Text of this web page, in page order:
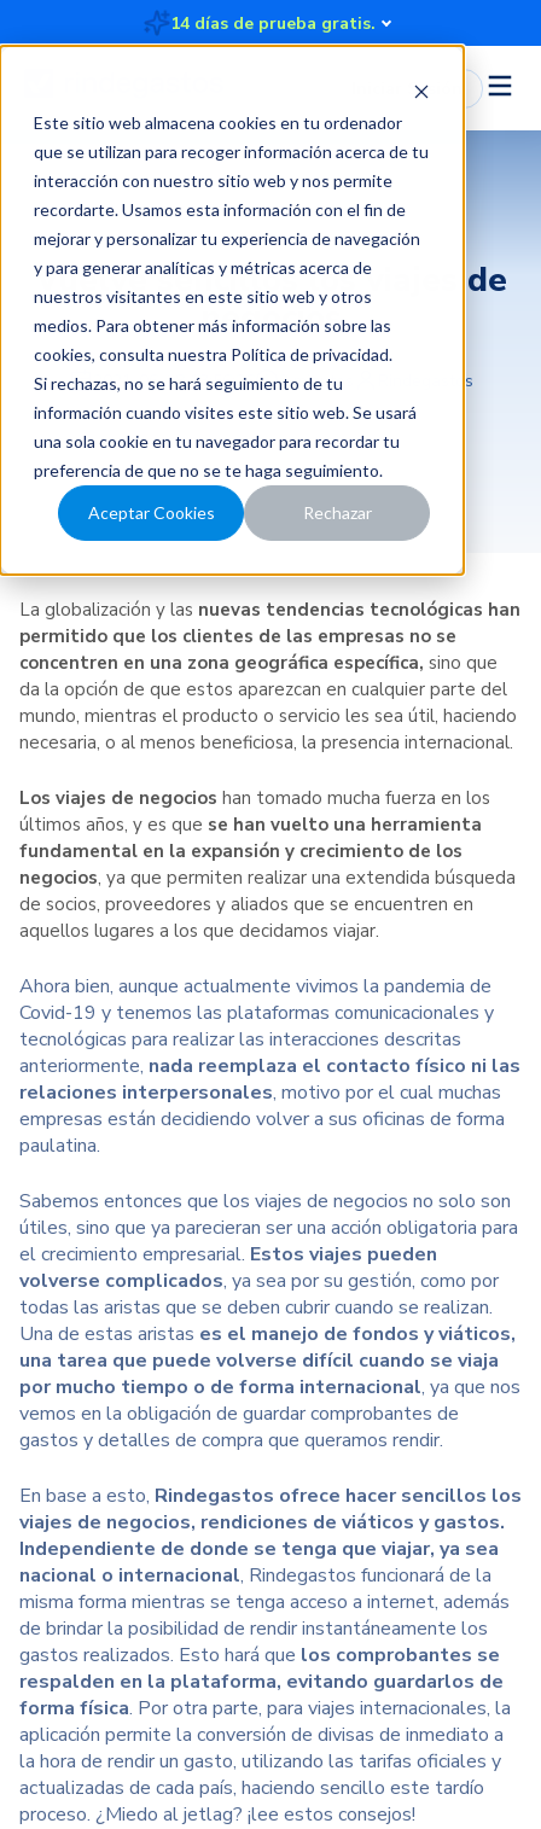
Este sitio web almacena cookies en tu ordenador
que se utilizan para recoger información acerca de tu
interacción con nuestro sitio web y nos permite
recordarte. Usamos esta información con el fin de
mejorar y personalizar tu experiencia de navegación
y para generar analíticas y métricas acerca de
nuestros visitantes en este sitio web y otros
medios. Para obtener más información sobre las
cookies, consulta nuestra Política de privacidad.
Si rechazas, no se hará seguimiento de tu
información cuando visites este sitio web. Se usará
una sola cookie en tu navegador para recordar tu
preferencia de que no se te haga seguimiento.
Aceptar Cookies Rechazar
14 días de prueba gratis.
Iniciar Sesión
Vuelve sencillos los viajes de
negocios
2021-06-18 13:56:26 2 minutos Rindegastos
La globalización y las nuevas tendencias tecnológicas han
permitido que los clientes de las empresas no se
concentren en una zona geográfica específica, sino que
da la opción de que estos aparezcan en cualquier parte del
mundo, mientras el producto o servicio les sea útil, haciendo
necesaria, o al menos beneficiosa, la presencia internacional.
Los viajes de negocios han tomado mucha fuerza en los
últimos años, y es que se han vuelto una herramienta
fundamental en la expansión y crecimiento de los
negocios, ya que permiten realizar una extendida búsqueda
de socios, proveedores y aliados que se encuentren en
aquellos lugares a los que decidamos viajar.
Ahora bien, aunque actualmente vivimos la pandemia de
Covid-19 y tenemos las plataformas comunicacionales y
tecnológicas para realizar las interacciones descritas
anteriormente, nada reemplaza el contacto físico ni las
relaciones interpersonales, motivo por el cual muchas
empresas están decidiendo volver a sus oficinas de forma
paulatina.
Sabemos entonces que los viajes de negocios no solo son
útiles, sino que ya parecieran ser una acción obligatoria para
el crecimiento empresarial. Estos viajes pueden
volverse complicados, ya sea por su gestión, como por
todas las aristas que se deben cubrir cuando se realizan.
Una de estas aristas es el manejo de fondos y viáticos,
una tarea que puede volverse difícil cuando se viaja
por mucho tiempo o de forma internacional, ya que nos
vemos en la obligación de guardar comprobantes de
gastos y detalles de compra que queramos rendir.
En base a esto, Rindegastos ofrece hacer sencillos los
viajes de negocios, rendiciones de viáticos y gastos.
Independiente de donde se tenga que viajar, ya sea
nacional o internacional, Rindegastos funcionará de la
misma forma mientras se tenga acceso a internet, además
de brindar la posibilidad de rendir instantáneamente los
gastos realizados. Esto hará que los comprobantes se
respalden en la plataforma, evitando guardarlos de
forma física. Por otra parte, para viajes internacionales, la
aplicación permite la conversión de divisas de inmediato a
la hora de rendir un gasto, utilizando las tarifas oficiales y
actualizadas de cada país, haciendo sencillo este tardío
proceso. ¿Miedo al jetlag? ¡lee estos consejos!